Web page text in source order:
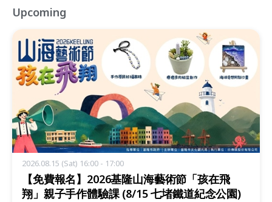
Upcoming
2026.08.15 (Sat) 16:00 - 17:00
【免費報名】2026基隆山海藝術節「孩在飛
翔」親子手作體驗課 (8/15 七堵鐵道紀念公園)